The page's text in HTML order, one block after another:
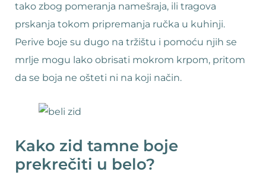
tako zbog pomeranja namešraja, ili tragova
prskanja tokom pripremanja ručka u kuhinji.
Perive boje su dugo na tržištu i pomoću njih se
mrlje mogu lako obrisati mokrom krpom, pritom
da se boja ne ošteti ni na koji način.
Kako zid tamne boje
prekrečiti u belo?